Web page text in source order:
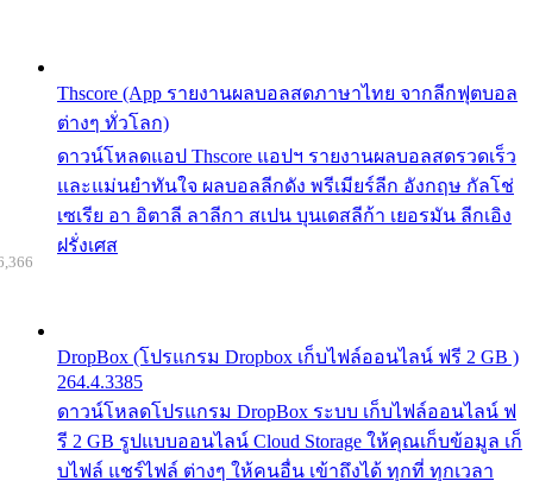
Thscore (App รายงานผลบอลสดภาษาไทย จากลีกฟุตบอล
ต่างๆ ทั่วโลก)
ดาวน์โหลดแอป Thscore แอปฯ รายงานผลบอลสดรวดเร็ว
และแม่นยำทันใจ ผลบอลลีกดัง พรีเมียร์ลีก อังกฤษ กัลโช่
เซเรีย อา อิตาลี ลาลีกา สเปน บุนเดสลีก้า เยอรมัน ลีกเอิง
ฝรั่งเศส
DropBox (โปรแกรม Dropbox เก็บไฟล์ออนไลน์ ฟรี 2 GB )
264.4.3385
ดาวน์โหลดโปรแกรม DropBox ระบบ เก็บไฟล์ออนไลน์ ฟ
รี 2 GB รูปแบบออนไลน์ Cloud Storage ให้คุณเก็บข้อมูล เก็
บไฟล์ แชร์ไฟล์ ต่างๆ ให้คนอื่น เข้าถึงได้ ทุกที่ ทุกเวลา